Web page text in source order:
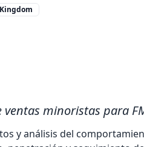
minoristas para
y análisis del